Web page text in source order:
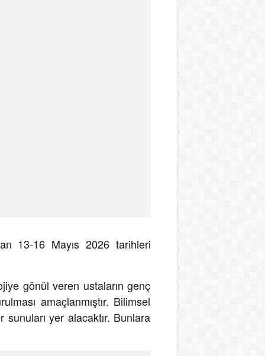
13-16 Mayıs 2026 tarihleri
gönül veren ustaların genç
amaçlanmıştır. Bilimsel
yer alacaktır. Bunlara